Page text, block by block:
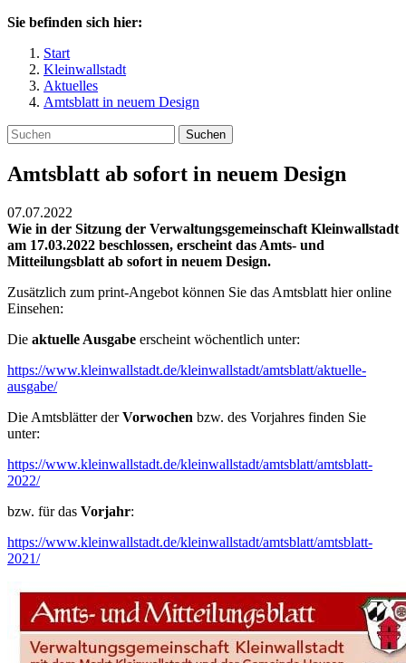
Sie befinden sich hier:
Start
Kleinwallstadt
Aktuelles
Amtsblatt in neuem Design
Suchen
Amtsblatt ab sofort in neuem Design
07.07.2022
Wie in der Sitzung der Verwaltungsgemeinschaft Kleinwallstadt
am 17.03.2022 beschlossen, erscheint das Amts- und
Mitteilungsblatt ab sofort in neuem Design.
Zusätzlich zum print-Angebot können Sie das Amtsblatt hier online
Einsehen:
Die aktuelle Ausgabe erscheint wöchentlich unter:
https://www.kleinwallstadt.de/kleinwallstadt/amtsblatt/aktuelle-
ausgabe/
Die Amtsblätter derVorwochen bzw. des Vorjahres finden Sie
unter:
https://www.kleinwallstadt.de/kleinwallstadt/amtsblatt/amtsblatt-
2022/
bzw. für das Vorjahr:
https://www.kleinwallstadt.de/kleinwallstadt/amtsblatt/amtsblatt-
2021/